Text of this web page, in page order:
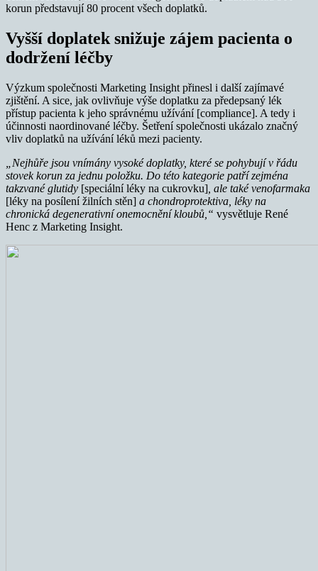
korun představují 80 procent všech doplatků.
Vyšší doplatek snižuje zájem pacienta o
dodržení léčby
Výzkum společnosti Marketing Insight přinesl i další zajímavé
zjištění. A sice, jak ovlivňuje výše doplatku za předepsaný lék
přístup pacienta k jeho správnému užívání [compliance]. A tedy i
účinnosti naordinované léčby. Šetření společnosti ukázalo značný
vliv doplatků na užívání léků mezi pacienty.
„Nejhůře jsou vnímány vysoké doplatky, které se pohybují v řádu
stovek korun za jednu položku. Do této kategorie patří zejména
takzvané glutidy [speciální léky na cukrovku] , ale také venofarmaka
[léky na posílení žilních stěn] a chondroprotektiva, léky na
chronická degenerativní onemocnění kloubů,“ vysvětluje René
Henc z Marketing Insight.